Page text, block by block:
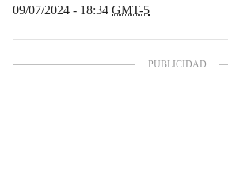
09/07/2024 - 18:34 GMT-5